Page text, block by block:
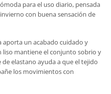
para el uso diario, pensada
con buena sensación de
aporta un acabado cuidado y
mantiene el conjunto sobrio y
elastano ayuda a que el tejido
los movimientos con